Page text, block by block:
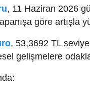
, 11 Haziran 2026
göre artışla
, 53,3692 TL
gelişmelere